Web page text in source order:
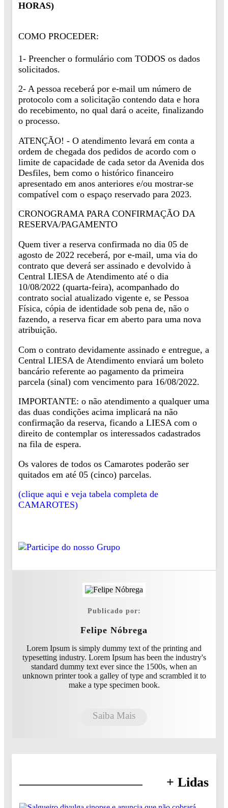
HORAS)
COMO PROCEDER:
1- Preencher o formulário com TODOS os dados
solicitados.
2- A pessoa receberá por e-mail um número de
protocolo com a solicitação contendo data e hora
do recebimento, no qual dará o aceite, finalizando
o processo.
ATENÇÃO! - O atendimento levará em conta a
ordem de chegada dos pedidos de acordo com o
limite de capacidade de cada setor da Avenida dos
Desfiles, bem como o histórico financeiro
apresentado em anos anteriores e/ou mostrar-se
compatível com o espaço reservado para 2023.
CRONOGRAMA PARA CONFIRMAÇÃO DA
RESERVA/PAGAMENTO
Quem tiver a reserva confirmada no dia 05 de
agosto de 2022 receberá, por e-mail, uma via do
contrato que deverá ser assinado e devolvido à
Central LIESA de Atendimento até o dia
10/08/2022 (quarta-feira), acompanhado do
contrato social atualizado vigente e, se Pessoa
Física, cópia de identidade sob pena de, não o
fazendo, a reserva ficar em aberto para uma nova
atribuição.
Com o contrato devidamente assinado e entregue, a
Central LIESA de Atendimento enviará um boleto
bancário referente ao pagamento da primeira
parcela (sinal) com vencimento para 16/08/2022.
IMPORTANTE: o não atendimento a qualquer uma
das duas condições acima implicará na não
confirmação da reserva, ficando a LIESA com o
direito de contemplar os interessados cadastrados
na fila de espera.
Os valores de todos os Camarotes poderão ser
quitados em até 05 (cinco) parcelas.
(clique aqui e veja tabela completa de
CAMAROTES)
Publicado por:
Felipe Nóbrega
Lorem Ipsum is simply dummy text of the printing and
typesetting industry. Lorem Ipsum has been the industry's
standard dummy text ever since the 1500s, when an
unknown printer took a galley of type and scrambled it to
make a type specimen book.
Saiba Mais
+ Lidas